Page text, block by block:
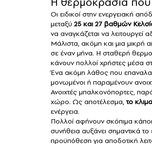
Οι ειδικοί στην ενεργειακή
μεταξύ 25 και 27 βαθμών
να αναγκάζεται να λειτουργεί
Μάλιστα, ακόμη και μια μικρή
σε έναν μήνα. Η σταθερή
κάνουν πολλοί χρήστες μέσα
Ένα ακόμη λάθος που
μονωμένοι ή παραμένουν
Ανοιχτές μπαλκονόπορτες,
χώρο. Ως αποτέλεσμα,το
ενέργεια.
Πολλοί αφήνουν σκόπιμα
συνήθεια αυξάνει σημαντικά
προϋπόθεση για αποδοτική